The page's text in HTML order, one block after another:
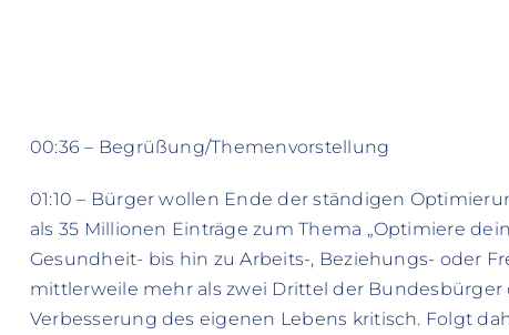
00:36 – Begrüßung/Themenvorstellung
01:10 – Bürger wollen Ende der ständigen
als 35 Millionen Einträge zum Thema „Optimiere
Gesundheit- bis hin zu Arbeits-, Beziehungs- oder
mittlerweile mehr als zwei Drittel der
Verbesserung des eigenen Lebens kritisch. Folgt